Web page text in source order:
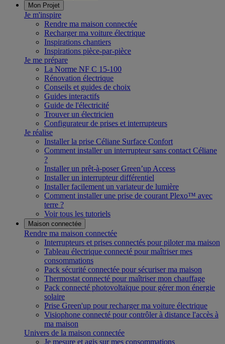
Mon Projet
Je m'inspire
Rendre ma maison connectée
Recharger ma voiture électrique
Inspirations chantiers
Inspirations pièce-par-pièce
Je me prépare
La Norme NF C 15-100
Rénovation électrique
Conseils et guides de choix
Guides interactifs
Guide de l'électricité
Trouver un électricien
Configurateur de prises et interrupteurs
Je réalise
Installer la prise Céliane Surface Confort
Comment installer un interrupteur sans contact Céliane
?
Installer un prêt-à-poser Green’up Access
Installer un interrupteur différentiel
Installer facilement un variateur de lumière
Comment installer une prise de courant Plexo™ avec
terre ?
Voir tous les tutoriels
Maison connectée
Rendre ma maison connectée
Interrupteurs et prises connectés pour piloter ma maison
Tableau électrique connecté pour maîtriser mes
consommations
Pack sécurité connectée pour sécuriser ma maison
Thermostat connecté pour maîtriser mon chauffage
Pack connecté photovoltaïque pour gérer mon énergie
solaire
Prise Green'up pour recharger ma voiture électrique
Visiophone connecté pour contrôler à distance l'accès à
ma maison
Univers de la maison connectée
Je mesure et agis sur mes consommations